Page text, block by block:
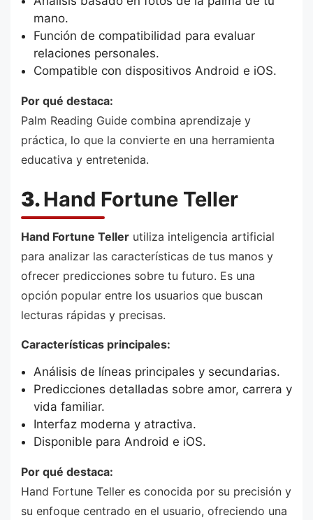
mano.
Función de compatibilidad para evaluar
relaciones personales.
Compatible con dispositivos Android e iOS.
Por qué destaca:
Palm Reading Guide combina aprendizaje y
práctica, lo que la convierte en una herramienta
educativa y entretenida.
3.Hand Fortune Teller
Hand Fortune Teller utiliza inteligencia artificial
para analizar las características de tus manos y
ofrecer predicciones sobre tu futuro. Es una
opción popular entre los usuarios que buscan
lecturas rápidas y precisas.
Características principales:
Análisis de líneas principales y secundarias.
Predicciones detalladas sobre amor, carrera y
vida familiar.
Interfaz moderna y atractiva.
Disponible para Android e iOS.
Por qué destaca:
Hand Fortune Teller es conocida por su precisión y
su enfoque centrado en el usuario, ofreciendo una